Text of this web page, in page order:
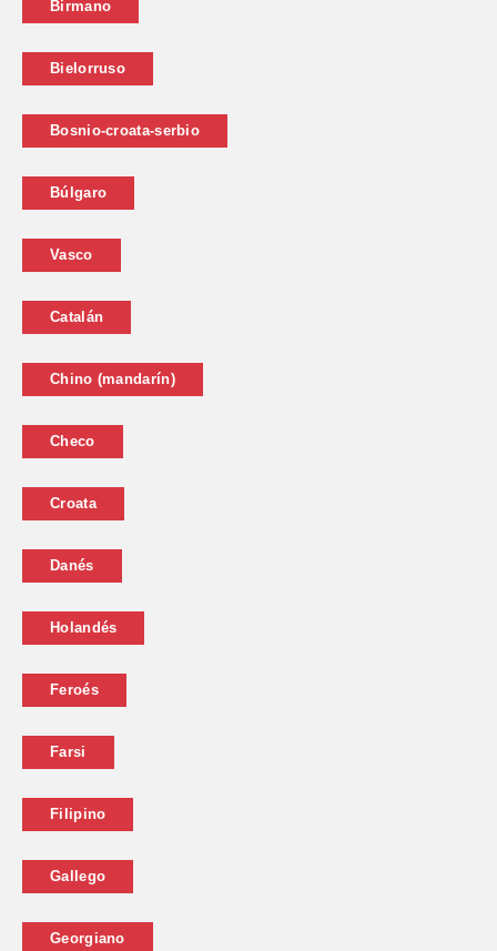
Birmano
Bielorruso
Bosnio-croata-serbio
Búlgaro
Vasco
Catalán
Chino (mandarín)
Checo
Croata
Danés
Holandés
Feroés
Farsi
Filipino
Gallego
Georgiano